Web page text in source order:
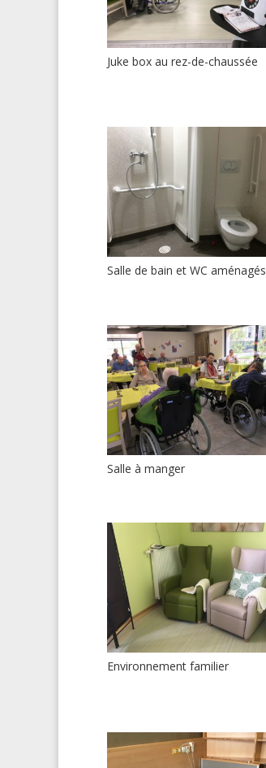
Juke box au rez-de-chaussée
Salle de bain et WC aménagés
Salle à manger
Environnement familier